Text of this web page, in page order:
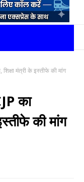
मंत्री के इस्तीफे की मांग
का
की मांग